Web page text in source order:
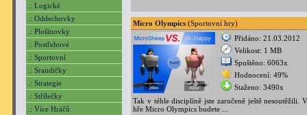
.: Logické
.: Oddechovky
.: Plošinovky
.: Postřehové
.: Sportovní
.: Srandičky
.: Strategie
.: Střílečky
.: Více Hráčů
Micro Olympics (Sportovní hry)
Přidáno: 21.03.2012
Velikost: 1 MB
Spuštěno: 6063x
Hodnocení: 49%
Staženo: 3490x
Tak v téhle disciplíně jste zaručeně ještě nesoutěžili.
hře Micro Olympics budete ...